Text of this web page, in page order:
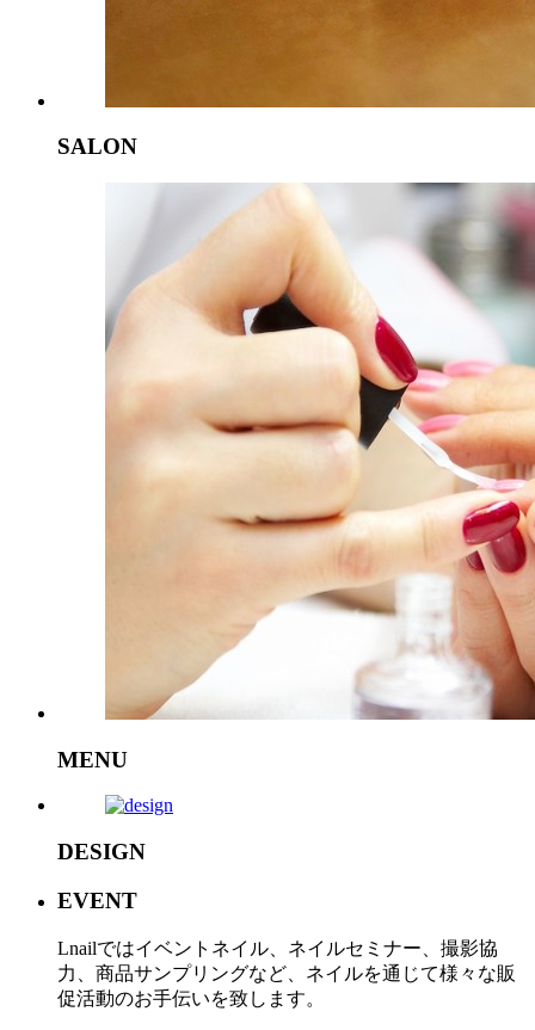
SALON
MENU
DESIGN
EVENT
Lnailではイベントネイル、ネイルセミナー、撮影協
力、商品サンプリングなど、ネイルを通じて様々な販
促活動のお手伝いを致します。